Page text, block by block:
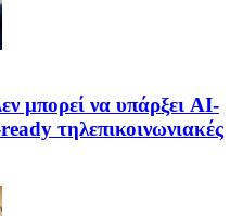
μπορεί να υπάρξει AI-
τηλεπικοινωνιακές